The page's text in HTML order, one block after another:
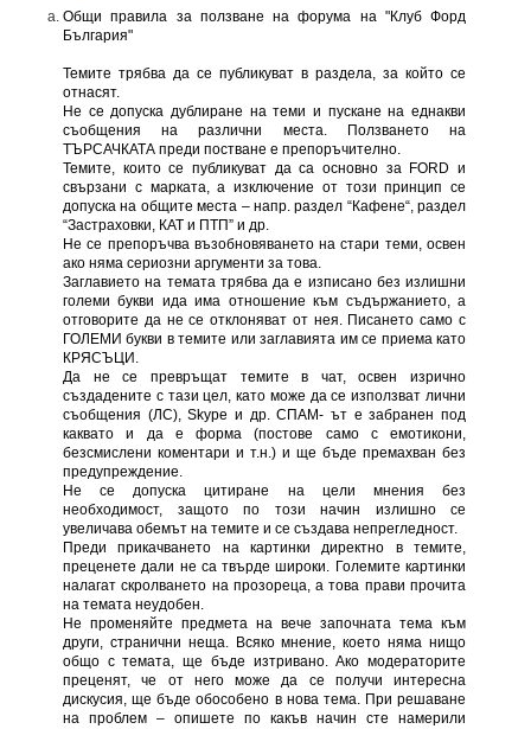
Общи правила за ползване на форумa на "Клуб Форд
България"
Темите трябва да се публикуват в раздела, за който се
отнасят.
Не се допуска дублиране на теми и пускане на еднакви
съобщения на различни места. Ползването на
ТЪРСАЧКАТА преди постване e препоръчително.
Темите, които се публикуват да са основно за FORD и
свързани с марката, а изключение от този принцип се
допуска на общите места – напр. раздел “Кафене“, раздел
“Застраховки, КАТ и ПТП” и др.
Не се препоръчва възобновяването на стари теми, освен
ако няма сериозни аргументи за това.
Заглавието на темата трябва да е изписано без излишни
големи букви ида има отношение към съдържанието, a
отговорите да не се отклоняват от нея. Писането само с
ГОЛЕМИ букви в темите или заглавията им се приема като
КРЯСЪЦИ.
Да не се превръщат темите в чат, освен изрично
създадените с тази цел, като може да се използват лични
съобщения (ЛС), Skype и др. СПАМ- ът е забранен под
каквато и да е форма (постове само с емотикони,
безсмислени коментари и т.н.) и ще бъде премахван без
предупреждение.
Не се допуска цитиране на цели мнения без
необходимост, защото по този начин излишно се
увеличава обемът на темите и се създава непрегледност.
Преди прикачването на картинки директно в темите,
преценете дали не са твърде широки. Големите картинки
налагат скролването на прозореца, а това прави прочита
на темата неудобен.
Не променяйте предмета на вече започната тема към
други, странични неща. Всяко мнение, което няма нищо
общо с темата, ще бъде изтривано. Ако модераторите
преценят, че от него може да се получи интересна
дискусия, ще бъде обособено в нова тема. При решаване
на проблем – опишете по какъв начин сте намерили